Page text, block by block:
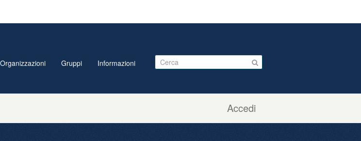
Accedi
Organizzazioni Gruppi Informazioni